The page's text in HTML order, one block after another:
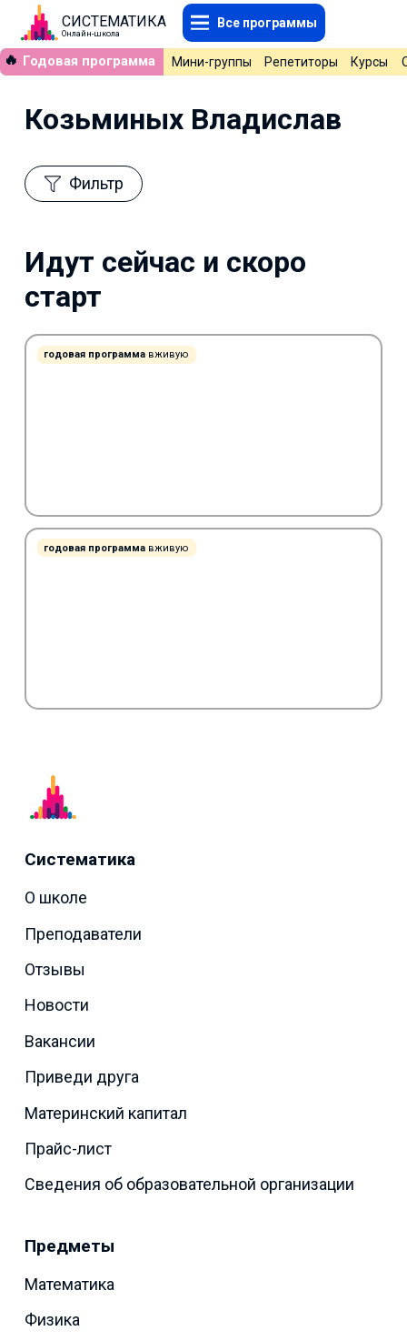
СИСТЕМАТИКА
Онлайн-школа
Все программы
🔥 Годовая программа Мини-группы Репетиторы Курсы
Козьминых Владислав
Фильтр
Идут сейчас и скоро
старт
годовая программа вживую
годовая программа вживую
Систематика
О школе
Преподаватели
Отзывы
Новости
Вакансии
Приведи друга
Материнский капитал
Прайс-лист
Сведения об образовательной организации
Предметы
Математика
Физика